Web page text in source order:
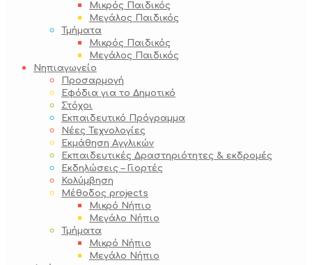
Μικρός Παιδικός
Μεγάλος Παιδικός
Τμήματα
Μικρός Παιδικός
Μεγάλος Παιδικός
Νηπιαγωγείο
Προσαρμογή
Εφόδια για το Δημοτικό
Στόχοι
Εκπαιδευτικό Πρόγραμμα
Νέες Τεχνολογίες
Εκμάθηση Αγγλικών
Εκπαιδευτικές Δραστηριότητες & εκδρομές
Εκδηλώσεις – Γιορτές
Κολύμβηση
Μέθοδος projects
Μικρό Νήπιο
Μεγάλο Νήπιο
Τμήματα
Μικρό Νήπιο
Μεγάλο Νήπιο